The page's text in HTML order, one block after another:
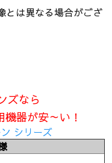
とは異なる場合がござ
ズなら
器が安～い！